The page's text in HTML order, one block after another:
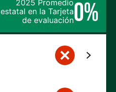
2025 Promedio
estatal en la Tarjeta
de evaluación0%